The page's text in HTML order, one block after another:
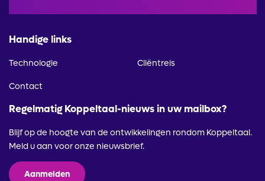
Handige links
Technologie Cliëntreis
Contact
Regelmatig Koppeltaal-nieuws in uw mailbox?
Blijf op de hoogte van de ontwikkelingen rondom Koppeltaal.
Meld u aan voor onze nieuwsbrief.
Aanmelden